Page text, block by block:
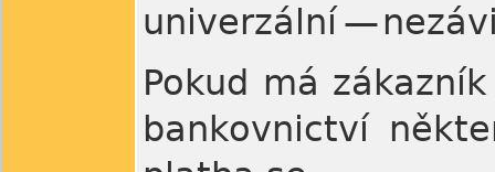
univerzální —
Pokud má
bankovnictví